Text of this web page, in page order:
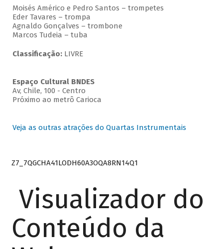
Moisés Américo e Pedro Santos – trompetes
Eder Tavares – trompa
Agnaldo Gonçalves – trombone
Marcos Tudeia – tuba
Classificação: LIVRE
Espaço Cultural BNDES
Av, Chile, 100 - Centro
Próximo ao metrô Carioca
Veja as outras atrações do Quartas Instrumentais
Z7_7QGCHA41LODH60A3OQA8RN14Q1
Visualizador do
Conteúdo da